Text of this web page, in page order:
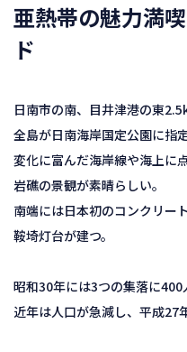
亜熱帯の魅力満
ド
日南市の南、目井津港の東
全島が日南海岸国定公園に指
変化に富んだ海岸線や海上に
岩礁の景観が素晴らしい。
南端には日本初のコンクリー
鞍埼灯台が建つ。
昭和30年には3つの集落に400
近年は人口が急減し、平成27